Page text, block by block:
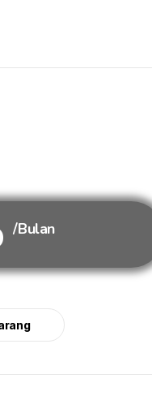
/Bulan